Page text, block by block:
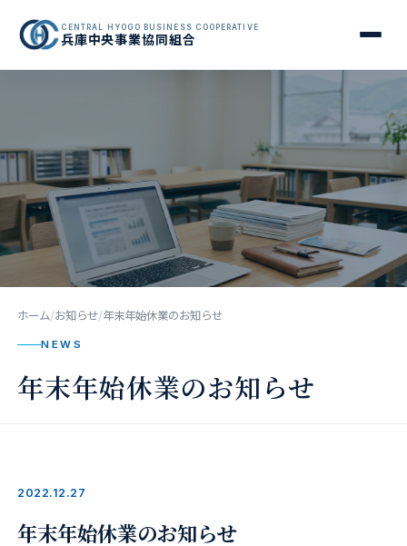
CENTRAL HYOGO BUSINESS COOPERATIVE
兵庫中央事業協同組合
ホーム お知らせ 年末年始休業のお知らせ
NEWS
年末年始休業のお知らせ
2022.12.27
年末年始休業のお知らせ